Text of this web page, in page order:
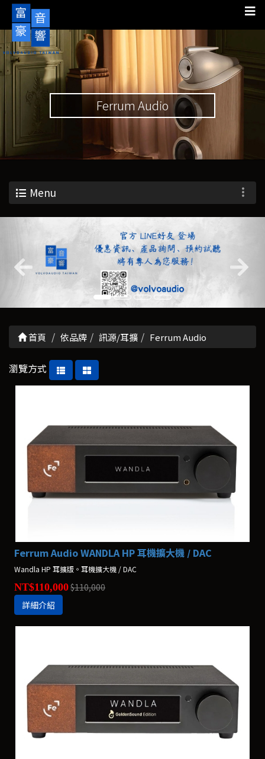
Ferrum Audio
Menu
首頁 依品牌 訊源/耳擴 Ferrum Audio
瀏覽方式
Ferrum Audio WANDLA HP 耳機擴大機 / DAC
Wandla HP 耳擴版。耳機擴大機 / DAC
NT$110,000$110,000
詳細介紹